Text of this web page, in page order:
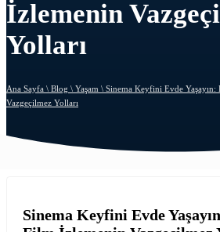
İzlemenin
Yolları
Ana Sayfa \ Blog \ Yaşam \ Sinema Keyfini Evde
Vazgeçilmez Yolları
Sinema Keyfini Evde